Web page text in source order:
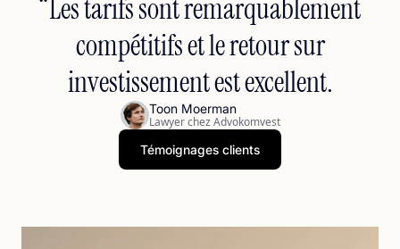
“Les tarifs sont remarquablement
compétitifs et le retour sur
investissement est excellent.
Toon Moerman
Lawyer chez Advokomvest
Témoignages clients